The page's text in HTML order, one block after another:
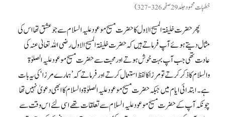
خطبات محمود جلد 29 صفحہ 326-327)
پھر حضرت خلیفۃ المسیح الاول کا حضرت مسیح موعود علیہ السلام سے جو عشق تھا اس کی
مثال دیتے ہوئے آپ فرماتے ہیں کہ حضرت خلیفۃ المسیح الاول رضی اللہ تعالیٰ عنہ کی
عادت تھی جب آپ بہت خوش ہوتے اور محبت سے حضرت مسیح موعود علیہ الصلوٰۃ
والسلام کا ذکر کرتے تو مرزا کا لفظ استعمال کرتے اور فرماتے کہ ’ہمارے مرزا‘ کی یہ بات
ہے۔ ابتدائی ایام میں جبکہ حضرت مسیح موعود علیہ الصلوٰۃ والسلام کا ابھی دعویٰ نہیں تھا
چونکہ آپ کے حضرت مسیح موعود علیہ السلام سے تعلقات تھے اسی لئے اس وقت سے